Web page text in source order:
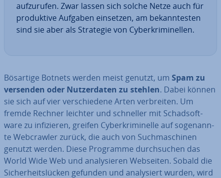
auf­zu­ru­fen. Zwar lassen sich solche Netze auch für
pro­duk­ti­ve Aufgaben einsetzen, am be­kann­tes­ten
sind sie aber als Strategie von Cy­ber­kri­mi­nel­len.
Bösartige Botnets werden meist genutzt, um Spam zu
versenden oder Nut­zer­da­ten zu stehlen. Dabei können
sie sich auf vier ver­schie­de­ne Arten ver­brei­ten. Um
fremde Rechner leichter und schneller mit Schad­soft­
ware zu in­fi­zie­ren, greifen Cy­ber­kri­mi­nel­le auf so­ge­nann­
te Web­craw­ler zurück, die auch von Such­ma­schi­nen
genutzt werden. Diese Programme durch­su­chen das
World Wide Web und ana­ly­sie­ren Webseiten. Sobald die
Si­cher­heits­lü­cken gefunden und ana­ly­siert wurden, wird